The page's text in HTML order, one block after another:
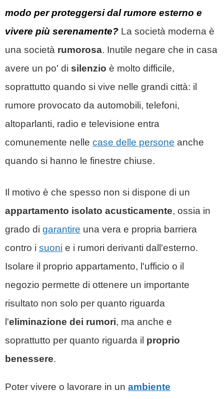
modo per proteggersi dal rumore esterno e
vivere più serenamente? La società moderna è
una società rumorosa. Inutile negare che in casa
avere un po' di silenzio è molto difficile,
soprattutto quando si vive nelle grandi città: il
rumore provocato da automobili, telefoni,
altoparlanti, radio e televisione entra
comunemente nelle case delle persone anche
quando si hanno le finestre chiuse.
Il motivo è che spesso non si dispone di un
appartamento isolato acusticamente, ossia in
grado di garantire una vera e propria barriera
contro i suoni e i rumori derivanti dall'esterno.
Isolare il proprio appartamento, l'ufficio o il
negozio permette di ottenere un importante
risultato non solo per quanto riguarda
l'eliminazione dei rumori, ma anche e
soprattutto per quanto riguarda il proprio
benessere.
Poter vivere o lavorare in un ambiente